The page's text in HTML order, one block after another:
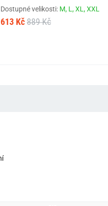
Dostupné velikosti: M, L,XL,XXL
613 Kč 889 Kč